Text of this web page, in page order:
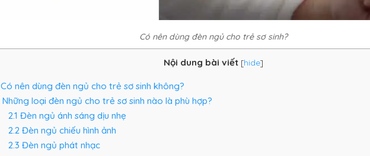
Có nên dùng đèn ngủ cho trẻ sơ sinh?
Nội dung bài viết [hide]
Có nên dùng đèn ngủ cho trẻ sơ sinh không?
Những loại đèn ngủ cho trẻ sơ sinh nào là phù hợp?
2.1 Đèn ngủ ánh sáng dịu nhẹ
2.2Đèn ngủ chiếu hình ảnh
2.3 Đèn ngủ phát nhạc